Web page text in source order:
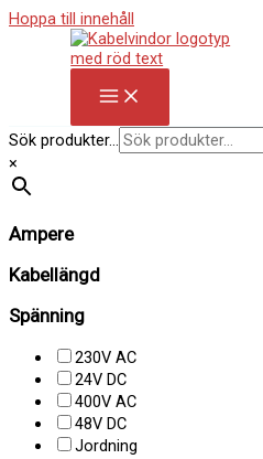
Hoppa till innehåll
Sök produkter...
×
Ampere
Kabellängd
Spänning
230V AC
24V DC
400V AC
48V DC
Jordning